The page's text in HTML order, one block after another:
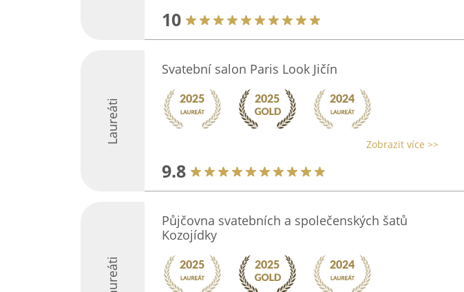
10
Laureáti
Svatební salon Paris Look Jičín
Zobrazit více >>
9.8
Laureáti
Půjčovna svatebních a společenských šatů
Kozojídky